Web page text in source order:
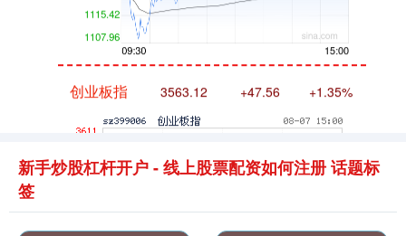
新手炒股杠杆开户 - 线上股票配资如何注册 话题标
签